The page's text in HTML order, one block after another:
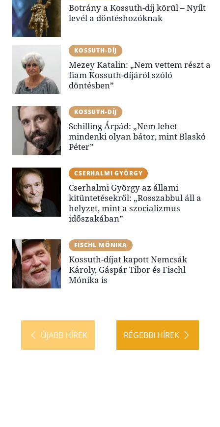
Botrány a Kossuth-díj körül – Nyílt
levél a döntéshozóknak
KOSSUTH-DÍJ
Mezey Katalin: „Nem vettem részt a
fiam Kossuth-díjáról szóló
döntésben”
KOSSUTH-DÍJ
Schilling Árpád: „Nem lehet
mindenki olyan bátor, mint Blaskó
Péter”
CSERHALMI GYÖRGY
Cserhalmi György az állami
kitüntetésekről: „Rosszabbul áll a
helyzet, mint a szocializmus
időszakában”
FISCHL MÓNIKA
Kossuth-díjat kapott Nemcsák
Károly, Gáspár Tibor és Fischl
Mónika is
ÚJABB HÍREK RÉGEBBI HÍREK